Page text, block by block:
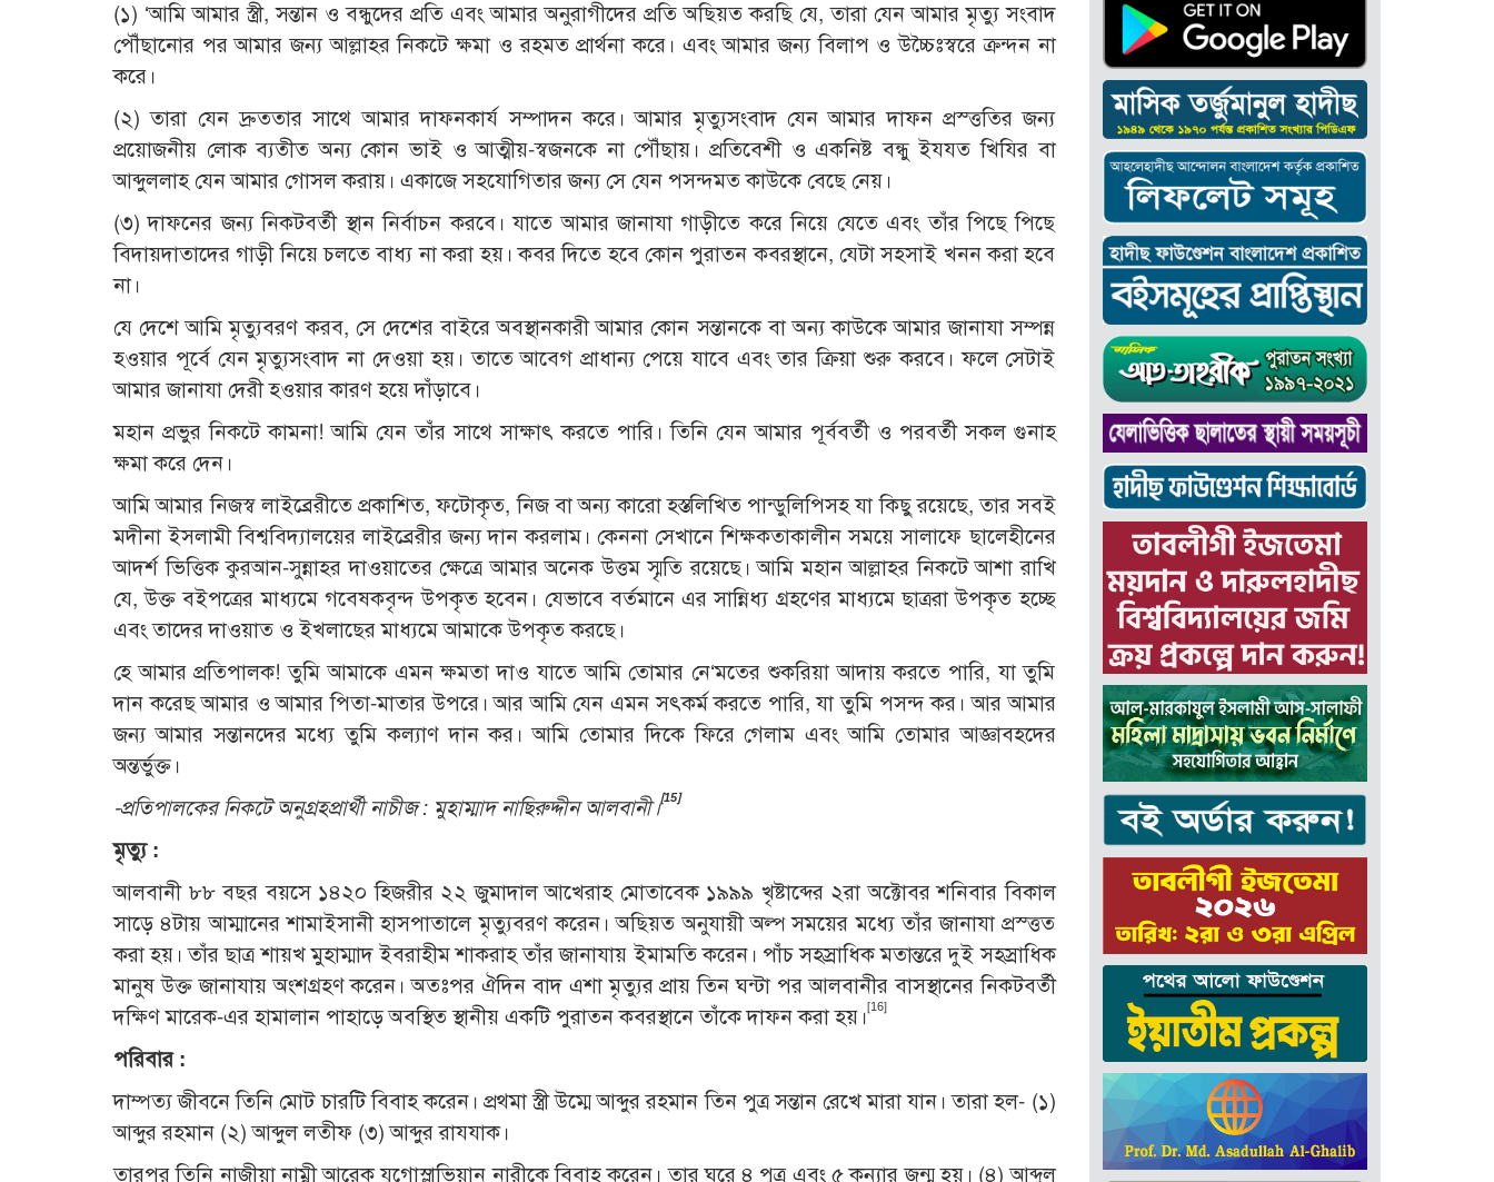
(১) ‘আমি আমার স্ত্রী, সন্তান ও বন্ধুদের প্রতি এবং আমার অনুরাগীদের প্রতি অছিয়ত করছি যে, তারা যেন আমার মৃত্যু সংবাদ
পৌঁছানোর পর আমার জন্য আল্লাহর নিকটে ক্ষমা ও রহমত প্রার্থনা করে। এবং আমার জন্য বিলাপ ও উচ্চৈঃস্বরে ক্রন্দন না
করে।
(২) তারা যেন দ্রুততার সাথে আমার দাফনকার্য সম্পাদন করে। আমার মৃত্যুসংবাদ যেন আমার দাফন প্রস্ত্ততির জন্য
প্রয়োজনীয় লোক ব্যতীত অন্য কোন ভাই ও আত্মীয়-স্বজনকে না পৌঁছায়। প্রতিবেশী ও একনিষ্ট বন্ধু ইযযত খিযির বা
আব্দুললাহ যেন আমার গোসল করায়। একাজে সহযোগিতার জন্য সে যেন পসন্দমত কাউকে বেছে নেয়।
(৩) দাফনের জন্য নিকটবর্তী স্থান নির্বাচন করবে। যাতে আমার জানাযা গাড়ীতে করে নিয়ে যেতে এবং তাঁর পিছে পিছে
বিদায়দাতাদের গাড়ী নিয়ে চলতে বাধ্য না করা হয়। কবর দিতে হবে কোন পুরাতন কবরস্থানে, যেটা সহসাই খনন করা হবে
না।
যে দেশে আমি মৃত্যুবরণ করব, সে দেশের বাইরে অবস্থানকারী আমার কোন সন্তানকে বা অন্য কাউকে আমার জানাযা সম্পন্ন
হওয়ার পূর্বে যেন মৃত্যুসংবাদ না দেওয়া হয়। তাতে আবেগ প্রাধান্য পেয়ে যাবে এবং তার ক্রিয়া শুরু করবে। ফলে সেটাই
আমার জানাযা দেরী হওয়ার কারণ হয়ে দাঁড়াবে।
মহান প্রভুর নিকটে কামনা! আমি যেন তাঁর সাথে সাক্ষাৎ করতে পারি। তিনি যেন আমার পূর্ববর্তী ও পরবর্তী সকল গুনাহ
ক্ষমা করে দেন।
আমি আমার নিজস্ব লাইব্রেরীতে প্রকাশিত, ফটোকৃত, নিজ বা অন্য কারো হস্তলিখিত পান্ডুলিপিসহ যা কিছু রয়েছে, তার সবই
মদীনা ইসলামী বিশ্ববিদ্যালয়ের লাইব্রেরীর জন্য দান করলাম। কেননা সেখানে শিক্ষকতাকালীন সময়ে সালাফে ছালেহীনের
আদর্শ ভিত্তিক কুরআন-সুন্নাহর দাওয়াতের ক্ষেত্রে আমার অনেক উত্তম স্মৃতি রয়েছে। আমি মহান আল্লাহর নিকটে আশা রাখি
যে, উক্ত বইপত্রের মাধ্যমে গবেষকবৃন্দ উপকৃত হবেন। যেভাবে বর্তমানে এর সান্নিধ্য গ্রহণের মাধ্যমে ছাত্ররা উপকৃত হচ্ছে
এবং তাদের দাওয়াত ও ইখলাছের মাধ্যমে আমাকে উপকৃত করছে।
হে আমার প্রতিপালক! তুমি আমাকে এমন ক্ষমতা দাও যাতে আমি তোমার নে‘মতের শুকরিয়া আদায় করতে পারি, যা তুমি
দান করেছ আমার ও আমার পিতা-মাতার উপরে। আর আমি যেন এমন সৎকর্ম করতে পারি, যা তুমি পসন্দ কর। আর আমার
জন্য আমার সন্তানদের মধ্যে তুমি কল্যাণ দান কর। আমি তোমার দিকে ফিরে গেলাম এবং আমি তোমার আজ্ঞাবহদের
অন্তর্ভুক্ত।
-প্রতিপালকের নিকটে অনুগ্রহপ্রার্থী নাচীজ : মুহাম্মাদ নাছিরুদ্দীন আলবানী।[15]
মৃত্যু :
আলবানী ৮৮ বছর বয়সে ১৪২০ হিজরীর ২২ জুমাদাল আখেরাহ মোতাবেক ১৯৯৯ খৃষ্টাব্দের ২রা অক্টোবর শনিবার বিকাল
সাড়ে ৪টায় আম্মানের শামাইসানী হাসপাতালে মৃত্যুবরণ করেন। অছিয়ত অনুযায়ী অল্প সময়ের মধ্যে তাঁর জানাযা প্রস্ত্তত
করা হয়। তাঁর ছাত্র শায়খ মুহাম্মাদ ইবরাহীম শাকরাহ তাঁর জানাযায় ইমামতি করেন। পাঁচ সহস্রাধিক মতান্তরে দুই সহস্রাধিক
মানুষ উক্ত জানাযায় অংশগ্রহণ করেন। অতঃপর ঐদিন বাদ এশা মৃত্যুর প্রায় তিন ঘন্টা পর আলবানীর বাসস্থানের নিকটবর্তী
দক্ষিণ মারেক-এর হামালান পাহাড়ে অবস্থিত স্থানীয় একটি পুরাতন কবরস্থানে তাঁকে দাফন করা হয়।[16]
পরিবার :
দাম্পত্য জীবনে তিনি মোট চারটি বিবাহ করেন। প্রথমা স্ত্রী উম্মে আব্দুর রহমান তিন পুত্র সন্তান রেখে মারা যান। তারা হল- (১)
আব্দুর রহমান (২) আব্দুল লতীফ (৩) আব্দুর রাযযাক।
তারপর তিনি নাজীয়া নাম্নী আরেক যুগোস্লাভিয়ান নারীকে বিবাহ করেন। তার ঘরে ৪ পুত্র এবং ৫ কন্যার জন্ম হয়। (৪) আব্দুল